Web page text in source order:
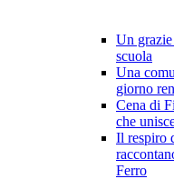
Un
scuola
Una
giorno
Cena di
che
Il respiro
Ferro